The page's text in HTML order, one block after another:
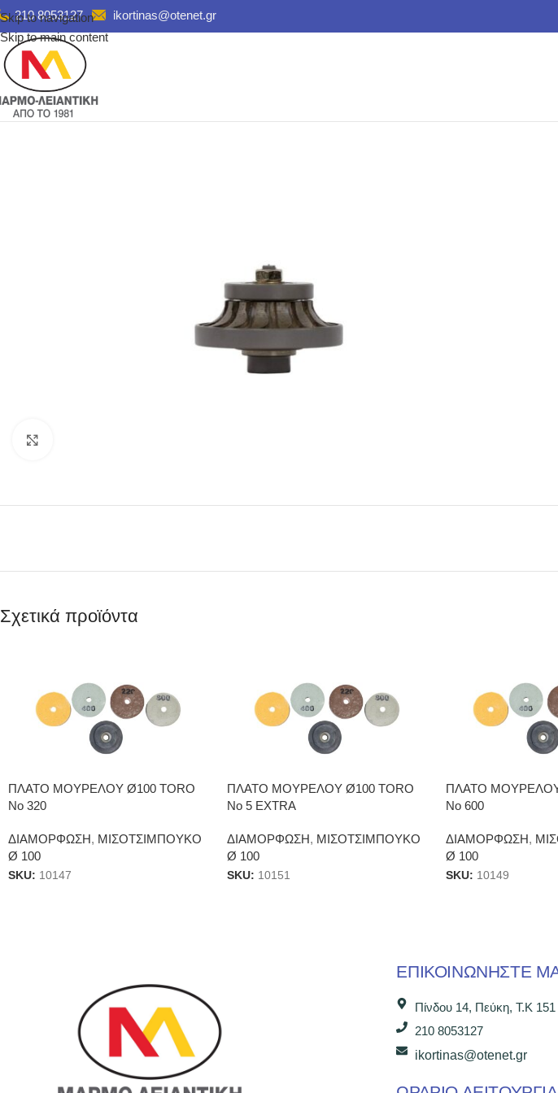
Skip to navigation
Skip to main content
210 8053127 ikortinas@otenet.gr
Σχετικά προϊόντα
ΠΛΑΤΟ ΜΟΥΡΕΛΟΥ Ø100 TORO
Νο 320
ΔΙΑΜΟΡΦΩΣΗ, ΜΙΣΟΤΣΙΜΠΟΥΚΟ
Ø 100
SKU: 10147
ΠΛΑΤΟ ΜΟΥΡΕΛΟΥ Ø100 TORO
Νο 5 EXTRA
ΔΙΑΜΟΡΦΩΣΗ, ΜΙΣΟΤΣΙΜΠΟΥΚΟ
Ø 100
SKU: 10151
ΠΛΑΤΟ ΜΟΥΡΕΛΟΥ
Νο 600
ΔΙΑΜΟΡΦΩΣΗ,
Ø 100
SKU: 10149
ΕΠΙΚΟΙΝΩΝΉΣΤΕ
Πίνδου 14, Πεύκη, Τ.Κ
210 8053127
ikortinas@otenet.gr